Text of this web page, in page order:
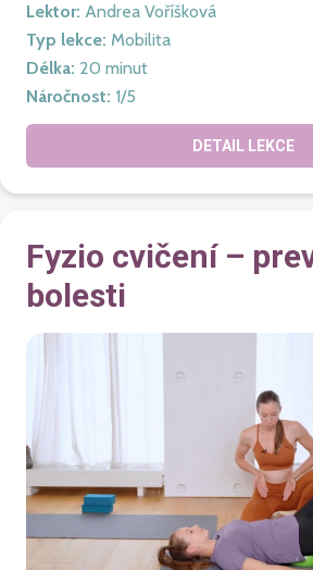
Lektor: Andrea Voříšková
Typ lekce: Mobilita
Délka: 20 minut
Náročnost: 1/5
DETAIL LEKCE
Fyzio cvičení –
bolesti